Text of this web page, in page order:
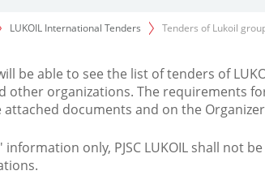
LUKOIL International Tenders Tenders of Lukoil
be able to see the list of tenders of
other organizations. The requirements
documents and on the
only, PJSC LUKOIL shall not